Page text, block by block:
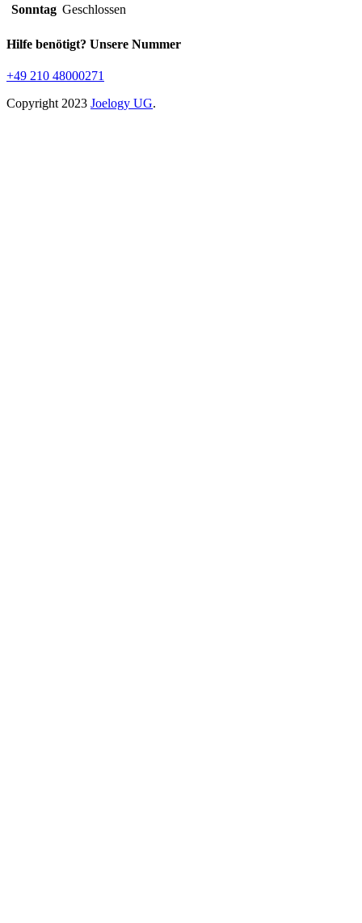
Sonntag Geschlossen
Hilfe benötigt? Unsere Nummer
+49 210 48000271
Copyright 2023 Joelogy UG.